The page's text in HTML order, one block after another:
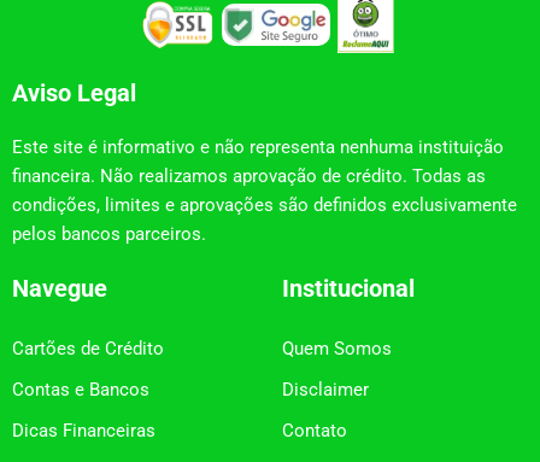
Aviso Legal
Este site é informativo e não representa nenhuma instituição
financeira. Não realizamos aprovação de crédito. Todas as
condições, limites e aprovações são definidos exclusivamente
pelos bancos parceiros.
Navegue
Cartões de Crédito
Contas e Bancos
Dicas Financeiras
Institucional
Quem Somos
Disclaimer
Contato